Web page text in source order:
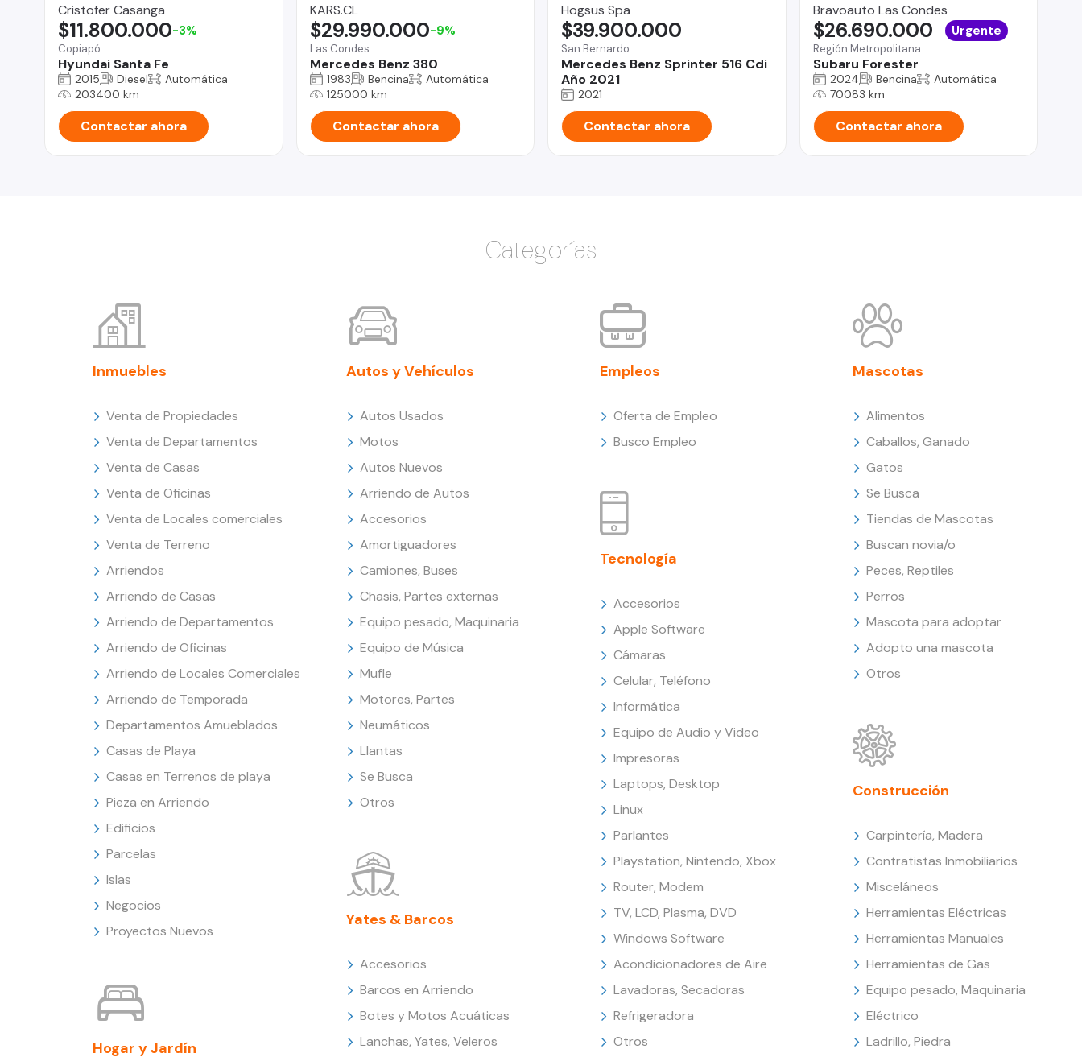
Cristofer Casanga
Copiapó
Hyundai Santa Fe
$11.800.000-3%
2015 Diesel
Automática
203400 km
Contactar ahora
KARS.CL
Las Condes
Mercedes Benz 380
$29.990.000-9%
1983 Bencina
Automática
125000 km
Contactar ahora
Hogsus Spa
San Bernardo
Mercedes Benz Sprinter 516 Cdi
Año 2021
$39.900.000
2021
Contactar ahora
Bravoauto Las Condes
Región Metropolitana
Subaru Forester
$26.690.000 Urgente
2024 Bencina
Automática
70083 km
Contactar ahora
Categorías
Inmuebles
Venta de Propiedades
Venta de Departamentos
Venta de Casas
Venta de Oficinas
Venta de Locales comerciales
Venta de Terreno
Arriendos
Arriendo de Casas
Arriendo de Departamentos
Arriendo de Oficinas
Arriendo de Locales Comerciales
Arriendo de Temporada
Departamentos Amueblados
Casas de Playa
Casas en Terrenos de playa
Pieza en Arriendo
Edificios
Parcelas
Islas
Negocios
Proyectos Nuevos
Hogar y Jardín
Autos y Vehículos
Autos Usados
Motos
Autos Nuevos
Arriendo de Autos
Accesorios
Amortiguadores
Camiones, Buses
Chasis, Partes externas
Equipo pesado, Maquinaria
Equipo de Música
Mufle
Motores, Partes
Neumáticos
Llantas
Se Busca
Otros
Yates & Barcos
Accesorios
Barcos en Arriendo
Botes y Motos Acuáticas
Lanchas, Yates, Veleros
Empleos
Oferta de Empleo
Busco Empleo
Tecnología
Accesorios
Apple Software
Cámaras
Celular, Teléfono
Informática
Equipo de Audio y Video
Impresoras
Laptops, Desktop
Linux
Parlantes
Playstation, Nintendo, Xbox
Router, Modem
TV, LCD, Plasma, DVD
Windows Software
Acondicionadores de Aire
Lavadoras, Secadoras
Refrigeradora
Otros
Mascotas
Alimentos
Caballos, Ganado
Gatos
Se Busca
Tiendas de Mascotas
Buscan novia/o
Peces, Reptiles
Perros
Mascota para adoptar
Adopto una mascota
Otros
Construcción
Carpintería, Madera
Contratistas Inmobiliarios
Misceláneos
Herramientas Eléctricas
Herramientas Manuales
Herramientas de Gas
Equipo pesado, Maquinaria
Eléctrico
Ladrillo, Piedra